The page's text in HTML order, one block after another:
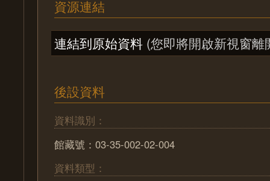
資源連結
連結到原始資料 (您即將開啟新視窗離
後設資料
資料識別：
館藏號：03-35-002-02-004
資料類型：